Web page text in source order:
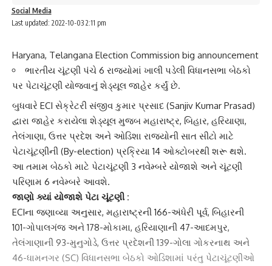
Last updated: 2022-10-03 2:11 pm
Social Media
Haryana, Telangana Election Commission big announcement
ભારતીય ચૂંટણી પંચે 6 રાજ્યોમાં ખાલી પડેલી વિધાનસભા બેઠકો
પર પેટાચૂંટણી યોજવાનું શેડ્યૂલ જાહેર કર્યું છે.
બુધવારે ECI સેક્રેટરી સંજીવ કુમાર પ્રસાદ (Sanjiv Kumar Prasad)
દ્વારા જાહેર કરાયેલા શેડ્યૂલ મુજબ મહારાષ્ટ્ર, બિહાર, હરિયાણા,
તેલંગાણા, ઉત્તર પ્રદેશ અને ઓડિશા રાજ્યોની સાત સીટો માટે
પેટાચૂંટણીની (By-election) પ્રક્રિયા 14 ઓક્ટોબરથી શરૂ થશે.
આ તમામ બેઠકો માટે પેટાચૂંટણી 3 નવેમ્બરે યોજાશે અને ચૂંટણી
પરિણામ 6 નવેમ્બરે આવશે.
જાણો ક્યાં યોજાશે પેટા ચૂંટણી:
ECIના જણાવ્યા અનુસાર, મહારાષ્ટ્રની 166-અંધેરી પૂર્વ, બિહારની
101-ગોપાલગંજ અને 178-મોકામા, હરિયાણાની 47-આદમપુર,
તેલંગાણાની 93-મુનુગોડે, ઉત્તર પ્રદેશની 139-ગોલા ગોકરનાથ અને
46-ધામનગર (SC) વિધાનસભા બેઠકો ઓડિશામાં પરંતુ પેટાચૂંટણીઓ